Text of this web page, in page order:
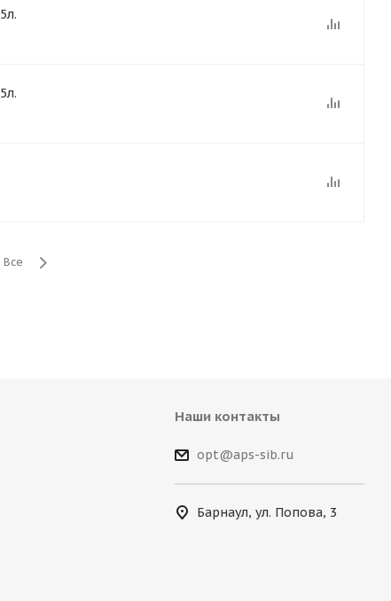
Все
Наши контакты
opt@aps-sib.ru
Барнаул, ул. Попова, 3